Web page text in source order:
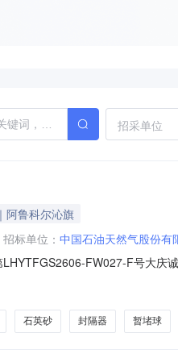
招采单位
阿鲁科尔沁旗
招标单位： 中国石油天然气股份有
FW027-F号大庆
包括压裂工程设计、压裂工具
石英砂 封隔器 暂堵球